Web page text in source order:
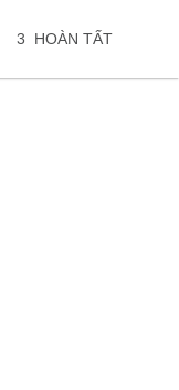
3 HOÀN TẤT